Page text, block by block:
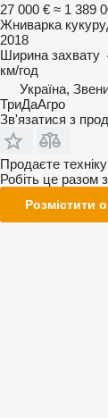
27 000 € ≈ 1 389
Жниварка
2018
Ширина захвату
км/год
Україна,
ТриДаАгро
Зв'язатися з
Продаєте
Робіть це разом
Розмістити